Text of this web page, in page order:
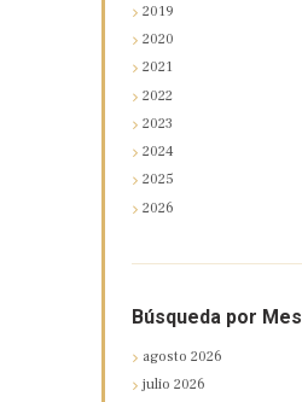
2019
2020
2021
2022
2023
2024
2025
2026
Búsqueda por Mes
agosto2026
julio2026